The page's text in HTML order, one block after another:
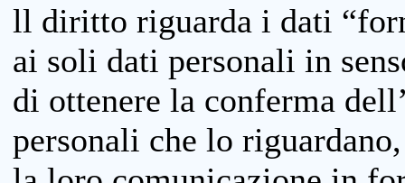
ll diritto riguarda i dati
ai soli dati personali in
di ottenere la conferma
personali che lo